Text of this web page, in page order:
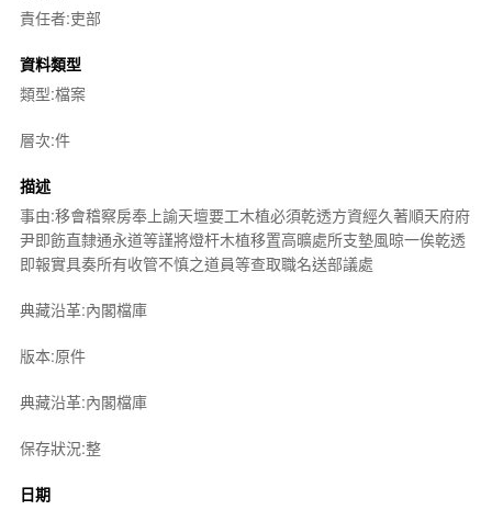
責任者:吏部
資料類型
類型:檔案
層次:件
描述
事由:移會稽察房奉上諭天壇要工木植必須乾透方資經久著順天府府
尹即飭直隸通永道等謹將燈杆木植移置高曠處所支墊風晾一俟乾透
即報實具奏所有收管不慎之道員等查取職名送部議處
典藏沿革:內閣檔庫
版本:原件
典藏沿革:內閣檔庫
保存狀況:整
日期